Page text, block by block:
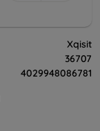
Xqisit
36707
4029948086781